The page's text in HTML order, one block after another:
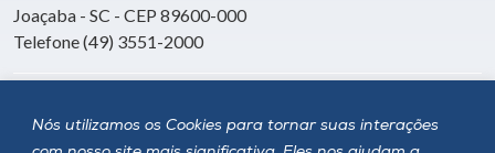
Nós utilizamos os Cookies para tornar suas interações
Joaçaba - SC - CEP 89600-000
Telefone (49) 3551-2000
Siga a Unoesc